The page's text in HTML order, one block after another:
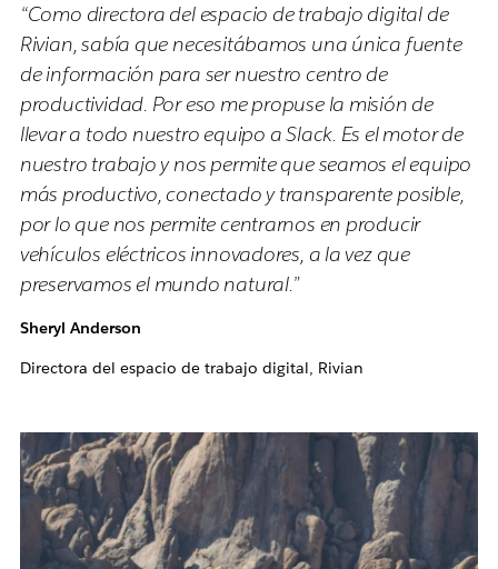
“Como directora del espacio de trabajo digital de
Rivian, sabía que necesitábamos una única fuente
de información para ser nuestro centro de
productividad. Por eso me propuse la misión de
llevar a todo nuestro equipo a Slack. Es el motor de
nuestro trabajo y nos permite que seamos el equipo
más productivo, conectado y transparente posible,
por lo que nos permite centrarnos en producir
vehículos eléctricos innovadores, a la vez que
preservamos el mundo natural.”
Sheryl Anderson
Directora del espacio de trabajo digital, Rivian